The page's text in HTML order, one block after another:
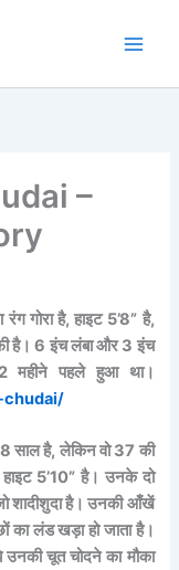
–
गोरा है, हाइट 5’8” है,
है। 6 इंच लंबा और 3 इंच
महीने पहले हुआ था।
साल है, लेकिन वो 37 की
5’10” है। उनके दो
शादीशुदा है। उनकी आँखें
का लंड खड़ा हो जाता है।
उनकी चूत चोदने का मौका